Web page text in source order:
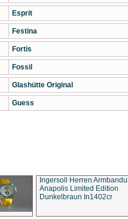
Esprit
Festina
Fortis
Fossil
Glashütte Original
Guess
Ingersoll Herren
Anapolis Limited Edition
Dunkelbraun In1402cr